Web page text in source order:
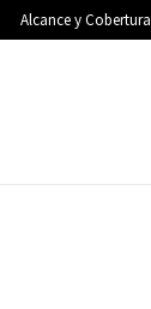
Alcance y Cobertura